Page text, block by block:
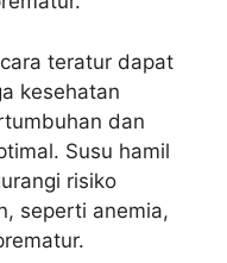
teratur dapat
kesehatan
dan
Susu hamil
risiko
seperti anemia,